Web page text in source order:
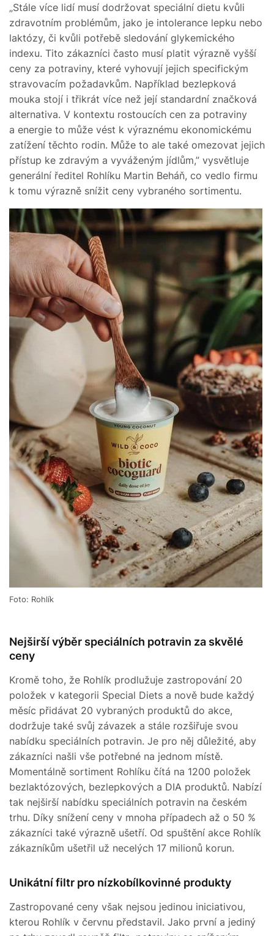
„Stále více lidí musí dodržovat speciální dietu kvůli
zdravotním problémům, jako je intolerance lepku nebo
laktózy, či kvůli potřebě sledování glykemického
indexu. Tito zákazníci často musí platit výrazně vyšší
ceny za potraviny, které vyhovují jejich specifickým
stravovacím požadavkům. Například bezlepková
mouka stojí i třikrát více než její standardní značková
alternativa. V kontextu rostoucích cen za potraviny
a energie to může vést k výraznému ekonomickému
zatížení těchto rodin. Může to ale také omezovat jejich
přístup ke zdravým a vyváženým jídlům,” vysvětluje
generální ředitel Rohlíku Martin Beháň, co vedlo firmu
k tomu výrazně snížit ceny vybraného sortimentu.
Foto: Rohlík
Nejširší výběr speciálních potravin za skvělé
ceny
Kromě toho, že Rohlík prodlužuje zastropování 20
položek v kategorii Special Diets a nově bude každý
měsíc přidávat 20 vybraných produktů do akce,
dodržuje také svůj závazek a stále rozšiřuje svou
nabídku speciálních potravin. Je pro něj důležité, aby
zákazníci našli vše potřebné na jednom místě.
Momentálně sortiment Rohlíku čítá na 1200 položek
bezlaktózových, bezlepkových a DIA produktů. Nabízí
tak nejširší nabídku speciálních potravin na českém
trhu. Díky snížení ceny v mnoha případech až o 50 %
zákazníci také výrazně ušetří. Od spuštění akce Rohlík
zákazníkům ušetřil už necelých 17 milionů korun.
Unikátní filtr pro nízkobílkovinné produkty
Zastropované ceny však nejsou jedinou iniciativou,
kterou Rohlík v červnu představil. Jako první a jediný